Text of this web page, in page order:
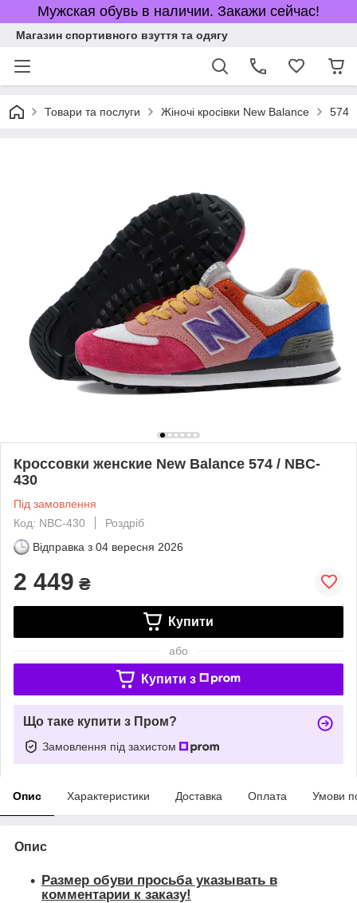
Мужская обувь в наличии. Закажи сейчас!
Магазин спортивного взуття та одягу
Товари та послуги Жіночі кросівки New Balance 574
Кроссовки женские New Balance 574 / NBC-
430
Під замовлення
Код: NBC-430
Роздріб
Відправка з 04 вересня 2026
2 449 ₴
Купити
або
Купити з
Що таке купити з Пром?
Замовлення під захистом
Опис Характеристики Доставка Оплата Умови
Опис
Размер обуви просьба указывать в
комментарии к заказу!